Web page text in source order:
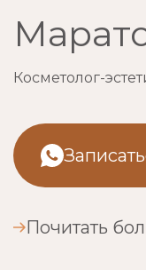
Косметолог-
Почитать